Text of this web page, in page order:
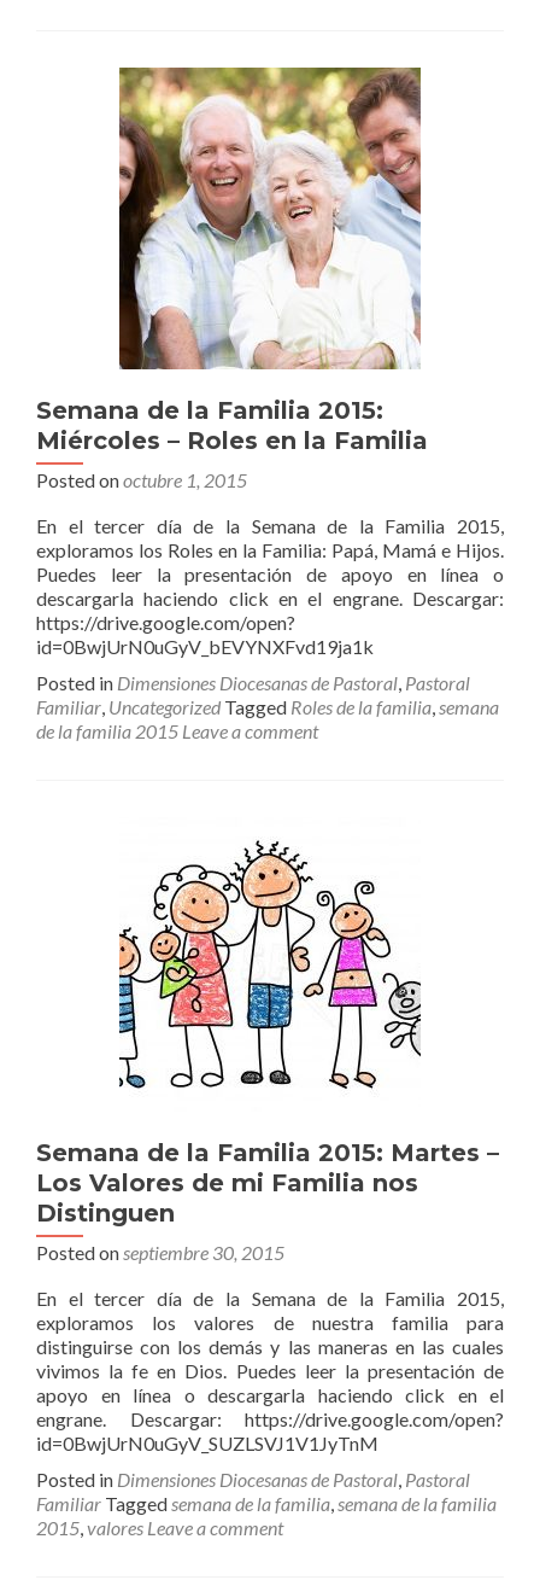
Semana de la Familia 2015:
Miércoles – Roles en la Familia
Posted onoctubre 1, 2015
En el tercer día de la Semana de la Familia 2015,
exploramos los Roles en la Familia: Papá, Mamá e Hijos.
Puedes leer la presentación de apoyo en línea o
descargarla haciendo click en el engrane. Descargar:
https://drive.google.com/open?
id=0BwjUrN0uGyV_bEVYNXFvd19ja1k
Posted in Dimensiones Diocesanas de Pastoral, Pastoral
Familiar, Uncategorized Tagged Roles de la familia,semana
de la familia 2015 Leave a comment
Semana de la Familia 2015: Martes –
Los Valores de mi Familia nos
Distinguen
Posted onseptiembre 30, 2015
En el tercer día de la Semana de la Familia 2015,
exploramos los valores de nuestra familia para
distinguirse con los demás y las maneras en las cuales
vivimos la fe en Dios. Puedes leer la presentación de
apoyo en línea o descargarla haciendo click en el
engrane. Descargar: https://drive.google.com/open?
id=0BwjUrN0uGyV_SUZLSVJ1V1JyTnM
Posted in Dimensiones Diocesanas de Pastoral, Pastoral
Familiar Taggedsemana de la familia,semana de la familia
2015,valores Leave a comment